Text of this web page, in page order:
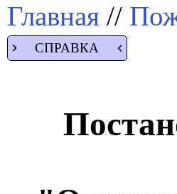
Главная //
СПРАВКА